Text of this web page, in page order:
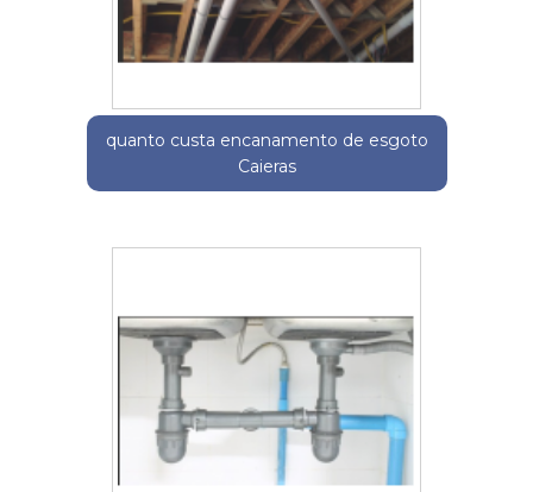
quanto custa encanamento de esgoto
Caieras